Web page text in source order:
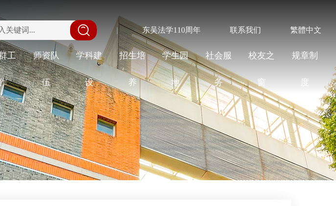
| 东吴法学110周年 联系我们 繁體中文
工 师资队
伍
学科建
设
招生培
养
学生园
地
社会服
务
校友之
窗
规章制
度